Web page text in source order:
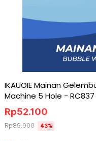
IKAUOIE Mainan
Machine 5 Hole - RC837
Rp52.100
Rp89.900 43%